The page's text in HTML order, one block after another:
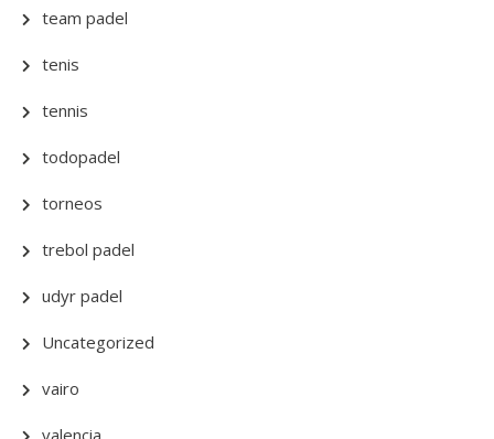
team padel
tenis
tennis
todopadel
torneos
trebol padel
udyr padel
Uncategorized
vairo
valencia